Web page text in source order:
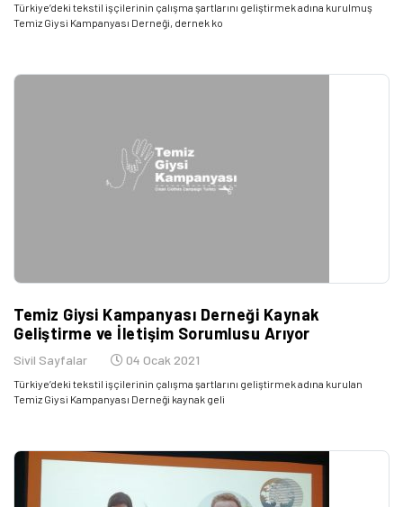
Türkiye’deki tekstil işçilerinin çalışma şartlarını geliştirmek adına kurulmuş
Temiz Giysi Kampanyası Derneği, dernek ko
Temiz Giysi Kampanyası Derneği Kaynak
Geliştirme ve İletişim Sorumlusu Arıyor
Sivil Sayfalar 04 Ocak 2021
Türkiye’deki tekstil işçilerinin çalışma şartlarını geliştirmek adına kurulan
Temiz Giysi Kampanyası Derneği kaynak geli